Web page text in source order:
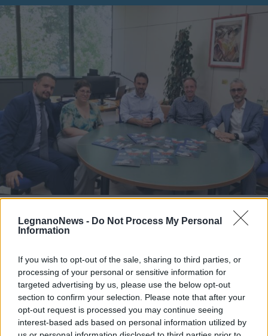
LegnanoNews - Do Not Process My Personal
Information
If you wish to opt-out of the sale, sharing to third parties, or
processing of your personal or sensitive information for
targeted advertising by us, please use the below opt-out
section to confirm your selection. Please note that after your
opt-out request is processed you may continue seeing
interest-based ads based on personal information utilized by
Primo bilancio di sostenibilità per
il gruppo AMGA: “Opportunità di